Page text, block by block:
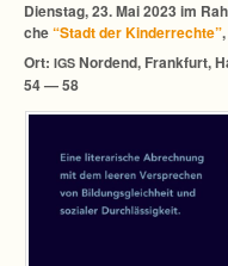
Diens­tag, 23. Mai 2023 im
che“Stadt der Kin­der­rechte”,
Ort: IGS Nor­dend, Frank­furt,
54 — 58